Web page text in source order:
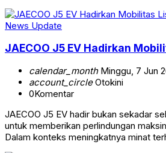
News Update
JAECOO J5 EV Hadirkan
calendar_monthMinggu, 7 Jun
account_circleOtokini
0Komentar
JAECOO J5 EV hadir bukan sekadar
untuk memberikan perlindungan
Dalam konteks meningkatnya minat